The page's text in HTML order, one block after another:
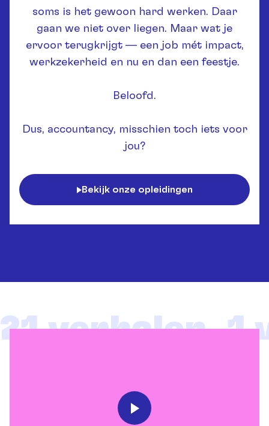
soms is het gewoon hard werken. Daar
gaan we niet over liegen. Maar wat je
ervoor terugkrijgt — een job mét impact,
werkzekerheid en nu en dan een feestje.
Beloofd.
Dus, accountancy, misschien toch iets voor
jou?
Bekijk onze opleidingen
21 verhalen, 1